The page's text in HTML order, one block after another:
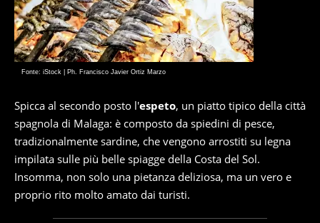
Fonte: iStock | Ph. Francisco Javier Ortiz Marzo
Spicca al secondo posto l'espeto, un piatto tipico della città
spagnola di Malaga: è composto da spiedini di pesce,
tradizionalmente sardine, che vengono arrostiti su legna
impilata sulle più belle spiagge della Costa del Sol.
Insomma, non solo una pietanza deliziosa, ma un vero e
proprio rito molto amato dai turisti.